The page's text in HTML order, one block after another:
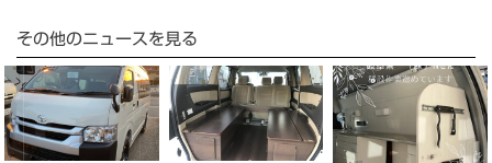
その他のニュースを見る